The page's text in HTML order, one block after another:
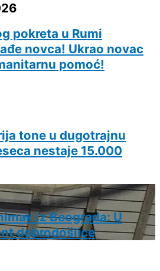
pokreta u Rumi
novca! Ukrao novac
pomoć!
tone u dugotrajnu
nestaje 15.000
iz Beograda: U
dobrodošlice